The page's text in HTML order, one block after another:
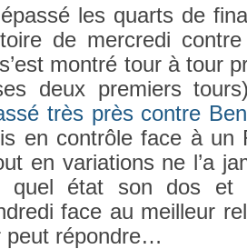
les quarts de
de mercredi
montré tour à tour
deux pre­mi­ers
très près con­tre
en contrôle face à un
en varia­tions ne l’a
quel état son dos et
face au meil­leur
peut répondre…